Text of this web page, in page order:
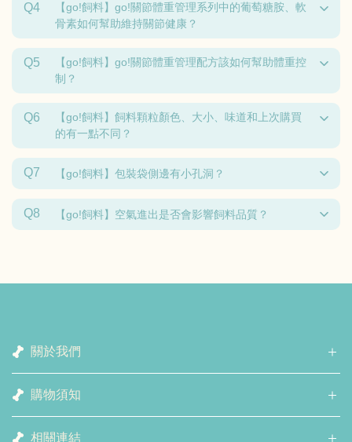
Q4
【go!飼料】go!關節體重管理系列中的葡萄糖胺、軟
骨素如何幫助維持關節健康？
Q5
【go!飼料】go!關節體重管理配方該如何幫助體重控
制？
Q6
【go!飼料】飼料顆粒顏色、大小、味道和上次購買
的有一點不同？
Q7 【go!飼料】包裝袋側邊有小孔洞？
Q8 【go!飼料】空氣進出是否會影響飼料品質？
關於我們
購物須知
相關連結